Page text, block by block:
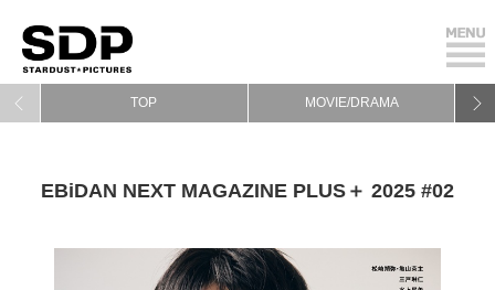
TOP MOVIE/DRAMA
EBiDAN NEXT MAGAZINE PLUS＋ 2025 #02